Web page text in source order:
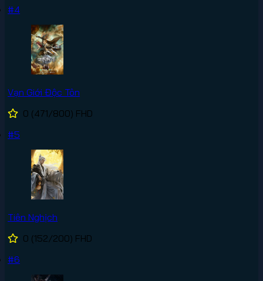
#4
Vạn Giới Độc Tôn
0 (471/800) FHD
#5
Tiên Nghịch
0 (152/200) FHD
#6